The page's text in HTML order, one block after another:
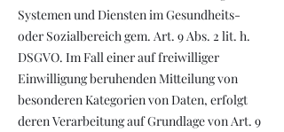
Systemen und Diensten im Gesundheits-
oder Sozialbereich gem. Art. 9 Abs. 2 lit. h.
DSGVO. Im Fall einer auf freiwilliger
Einwilligung beruhenden Mitteilung von
besonderen Kategorien von Daten, erfolgt
deren Verarbeitung auf Grundlage von Art. 9